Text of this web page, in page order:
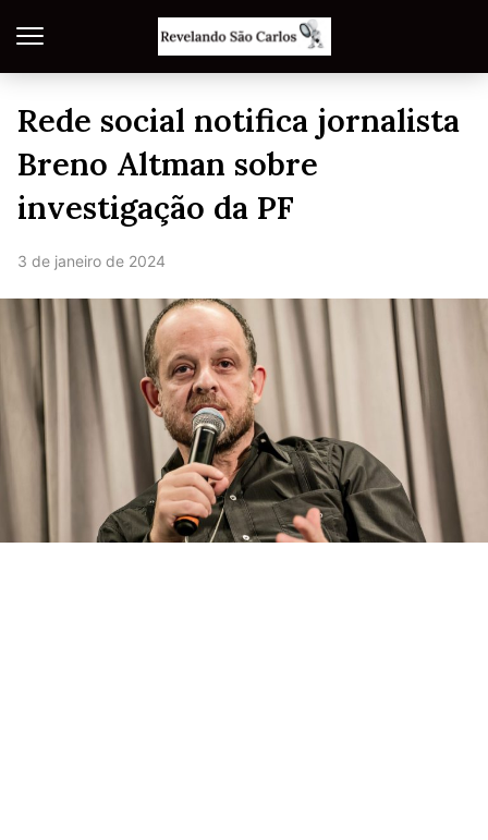
Rede social notifica jornalista
Breno Altman sobre
investigação da PF
3 de janeiro de 2024